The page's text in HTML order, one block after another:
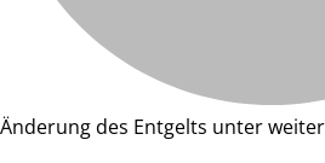
Änderung des Entgelts unter